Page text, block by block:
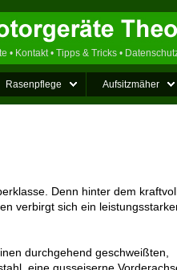
• Kontakt• Tipps & Tricks •
Rasenpflege Aufsitzmäher
Denn hinter dem
verbirgt sich ein
durchgehend geschweißten,